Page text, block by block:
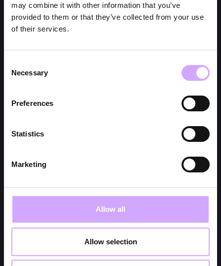
may combine it with other information that you’ve
provided to them or that they’ve collected from your use
of their services.
Selection
Necessary
Preferences
Statistics
Marketing
Allow all
Allow selection